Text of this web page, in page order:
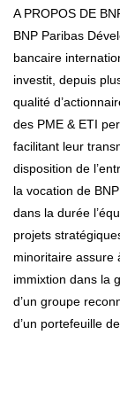
A PROPOS DE
BNP Paribas
bancaire
investit, depuis
qualité
des PME & ETI
facilitant leur
disposition de
la vocation de
dans la durée
projets
minoritaire assure
immixtion dans la
d’un groupe
d’un portefeuille